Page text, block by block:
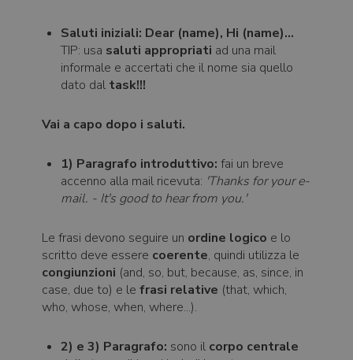
Saluti iniziali: Dear (name), Hi (name)...
TIP: usa saluti appropriati ad una mail
informale e accertati che il nome sia quello
dato dal task!!!
Vai a capo dopo i saluti.
1) Paragrafo introduttivo: fai un breve
accenno alla mail ricevuta: 'Thanks for your e-
mail. - It's good to hear from you.'
Le frasi devono seguire un ordine logico e lo
scritto deve essere coerente, quindi utilizza le
congiunzioni (and, so, but, because, as, since, in
case, due to) e le frasi relative (that, which,
who, whose, when, where...).
2) e 3) Paragrafo: sono il corpo centrale